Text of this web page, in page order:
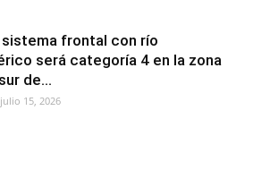
frontal con río
será categoría 4 en la zona
de...
julio 15, 2026